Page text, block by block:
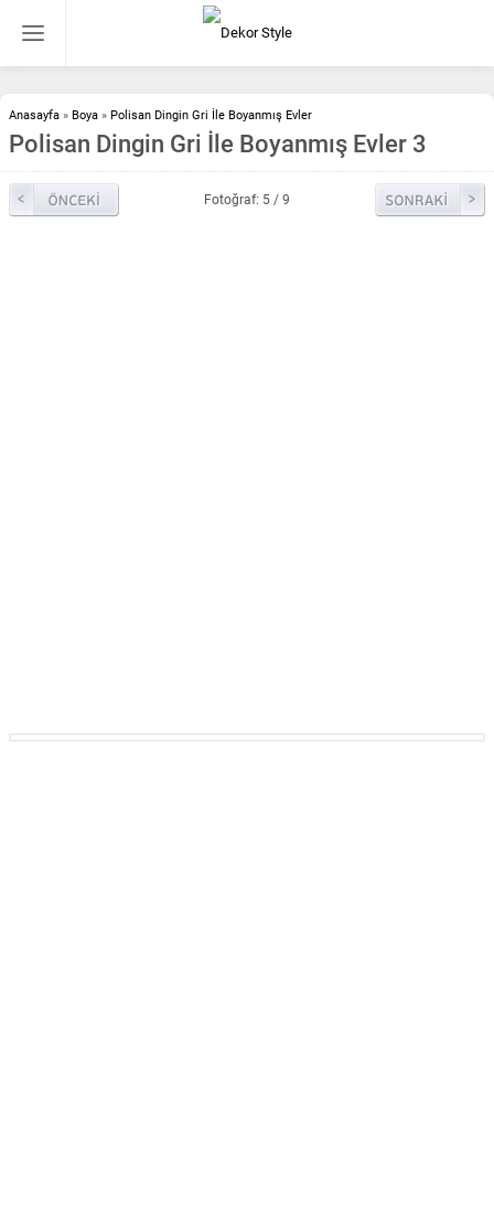
Anasayfa » Boya » Polisan Dingin Gri İle Boyanmış Evler
Polisan Dingin Gri İle Boyanmış Evler 3
Fotoğraf: 5 / 9